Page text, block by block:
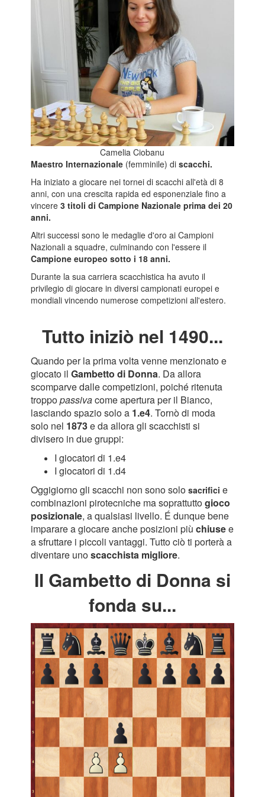
Camelia Ciobanu
Maestro Internazionale (femminile) discacchi.
Ha iniziato a giocare nei tornei di scacchi all'età di 8
anni, con una crescita rapida ed esponenzialefino a
vincere3 titoli di Campione Nazionale prima dei 20
anni.
Altri successi sono le medaglie d'oro ai Campioni
Nazionali a squadre, culminando con l'essere il
Campione europeo sotto i 18 anni.
Durante la sua carriera scacchistica ha avuto il
privilegio di giocare in diversi campionati europei e
mondiali vincendo numerose competizioni all'estero.
Tutto iniziò nel 1490...
Quando per la prima volta venne menzionato e
giocato ilGambetto di Donna. Da allora
scomparve dalle competizioni, poiché ritenuta
troppopassivacome apertura per il Bianco,
lasciando spazio solo a 1.e4. Tornò di moda
solo nel 1873e da allora gli scacchisti si
divisero in due gruppi:
I giocatori di 1.e4
I giocatori di 1.d4
Oggigiorno gli scacchi non sono solosacrificie
combinazioni pirotecniche masoprattuttogioco
posizionale, a qualsiasi livello. É dunque bene
imparare a giocare anche posizioni piùchiusee
a sfruttare i piccoli vantaggi. Tutto ciò ti porterà a
diventare unoscacchista migliore.
Il Gambetto di Donna si
fonda su...